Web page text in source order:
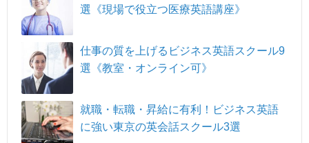
選《現場で役立つ医療英語講座》
仕事の質を上げるビジネス英語スクール9
選《教室・オンライン可》
就職・転職・昇給に有利！ビジネス英語
に強い東京の英会話スクール3選